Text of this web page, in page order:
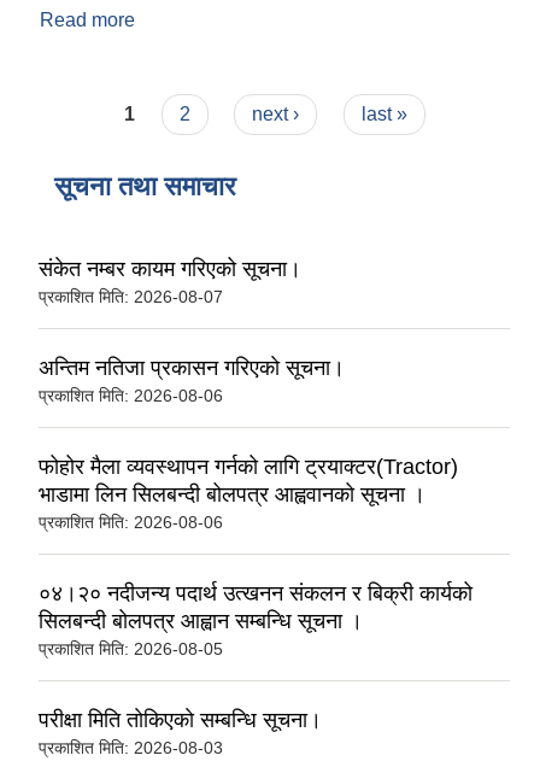
Read more
Pages
1 2 next › last »
सूचना तथा समाचार
संकेत नम्बर कायम गरिएको सूचना।
प्रकाशित मिति: 2026-08-07
अन्तिम नतिजा प्रकासन गरिएकाे सूचना।
प्रकाशित मिति: 2026-08-06
फोहोर मैला व्यवस्थापन गर्नको लागि ट्रयाक्टर(Tractor)
भाडामा लिन सिलबन्दी बोलपत्र आह्ववानको सूचना ।
प्रकाशित मिति: 2026-08-06
०४।२० नदीजन्य पदार्थ उत्खनन संकलन र बिक्री कार्यको
सिलबन्दी बोलपत्र आह्वान सम्बन्धि सूचना ।
प्रकाशित मिति: 2026-08-05
परीक्षा मिति ताेकिएकाे सम्बन्धि सूचना।
प्रकाशित मिति: 2026-08-03